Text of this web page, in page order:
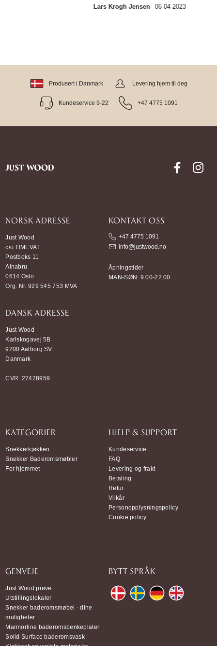
06-04-2023
Produsert i Danmark Levering hjem til deg
Kundeservice 9-22 +47 4775 1091
NORSK ADRESSE
Just Wood
c/o TIMEVAT
Postboks 11
Alnabru
0614 Oslo
Org. Nr. 929 545 753 MVA
DANSK ADRESSE
Just Wood
Karlskogavej 5B
9200 Aalborg SV
Danmark
CVR: 27428959
KONTAKT OSS
+47 4775 1091
info@justwood.no
Åpningstider
MAN-SØN: 9.00-22.00
KATEGORIER
Snekkerkjøkken
Snekker Baderomsmøbler
For hjemmet
HJELP & SUPPORT
Kundeservice
FAQ
Levering og frakt
Betaling
Retur
Vilkår
Personopplysningspolicy
Cookie policy
GENVEJE
Just Wood prøve
Utstillingslokaler
Snekker baderomsmøbel - dine
muligheter
Marmorline baderomsbenkeplater
Solid Surface baderomsvask
BYTT SPRÅK